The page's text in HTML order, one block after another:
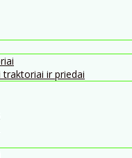
ir priedai